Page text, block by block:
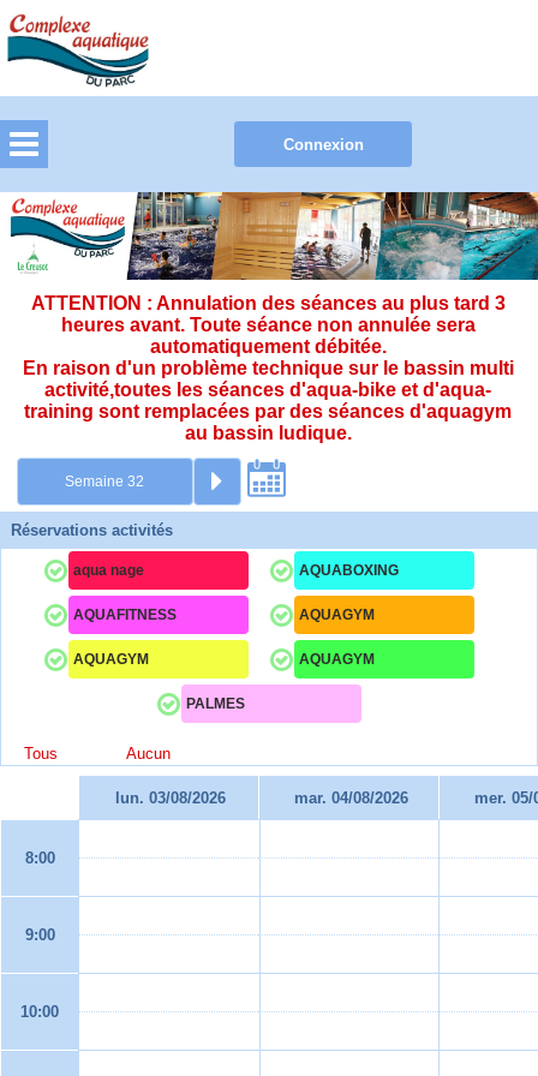
ATTENTION : Annulation des séances au plus tard 3
heures avant. Toute séance non annulée sera
automatiquement débitée.
En raison d'un problème technique sur le bassin multi
activité,toutes les séances d'aqua-bike et d'aqua-
training sont remplacées par des séances d'aquagym
au bassin ludique.
Réservations activités
aqua nage AQUABOXING
AQUAFITNESS AQUAGYM
AQUAGYM AQUAGYM
PALMES
Tous Aucun
lun. 03/08/2026 mar. 04/08/2026 mer. 05/
8:00
9:00
10:00